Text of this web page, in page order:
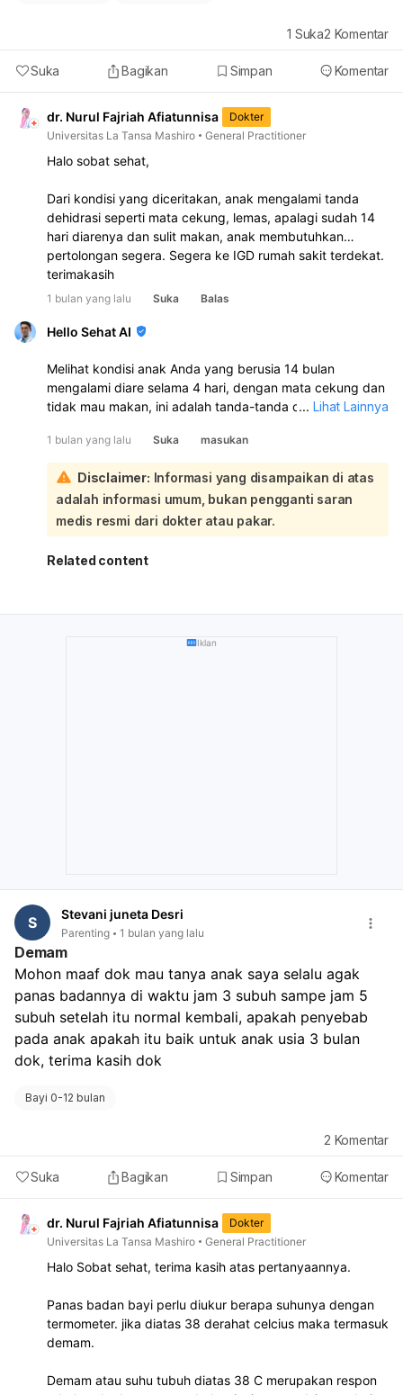
Suka Bagikan Simpan Komentar
1 Suka2 Komentar
dr. Nurul Fajriah Afiatunnisa
Dokter
Universitas La Tansa Mashiro
General Practitioner
Halo sobat sehat,
Dari kondisi yang diceritakan, anak mengalami tanda
dehidrasi seperti mata cekung, lemas, apalagi sudah 14
hari diarenya dan sulit makan, anak membutuhkan
pertolongan segera. Segera ke IGD rumah sakit terdekat.
terimakasih
1 bulan yang lalu Suka Balas
Hello Sehat AI
Melihat kondisi anak Anda yang berusia 14 bulan
mengalami diare selama 4 hari, dengan mata cekung dan
tidak mau makan, ini adalah tanda-tanda dehidrasi yang
cekung merupakan salah satu indikator dehidrasi
berbahaya pada anak:
Sangat penting untuk segera membawa anak Anda ke
rumah sakit atau fasilitas kesehatan terdekat agar
mendapatkan penanganan yang tepat dari dokter.
Dehidrasi pada anak dapat berkembang dengan cepat
dan berbahaya jika tidak ditangani. Sementara
sedikit, seperti oralit, untuk membantu mengganti cairan
... Lihat Lainnya
1 bulan yang lalu Suka masukan
Disclaimer: Informasi yang disampaikan di atas
adalah informasi umum, bukan pengganti saran
medis resmi dari dokter atau pakar.
Related content
Iklan
S Stevani juneta Desri
Parenting 1 bulan yang lalu
Demam
Mohon maaf dok mau tanya anak saya selalu agak
panas badannya di waktu jam 3 subuh sampe jam 5
subuh setelah itu normal kembali, apakah penyebab
pada anak apakah itu baik untuk anak usia 3 bulan
dok, terima kasih dok
Bayi 0-12 bulan
Suka Bagikan Simpan Komentar
2 Komentar
dr. Nurul Fajriah Afiatunnisa
Dokter
Universitas La Tansa Mashiro
General Practitioner
Halo Sobat sehat, terima kasih atas pertanyaannya.
Panas badan bayi perlu diukur berapa suhunya dengan
termometer. jika diatas 38 derahat celcius maka termasuk
demam.
Demam atau suhu tubuh diatas 38 C merupakan respon